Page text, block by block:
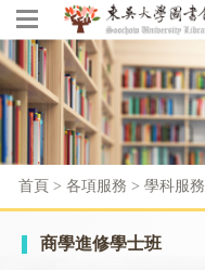
首頁 > 各項服務 > 學科服務
商學進修學士班